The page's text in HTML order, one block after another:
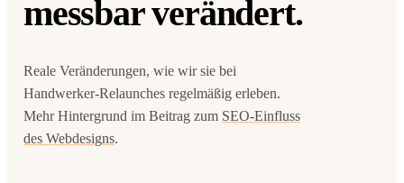
messbar verändert.
Reale Veränderungen, wie wir sie bei
Handwerker-Relaunches regelmäßig erleben.
Mehr Hintergrund im Beitrag zum SEO-Einfluss
des Webdesigns.
Antwort in 24 h
Neue Website
Webseite + SEO von Grund auf